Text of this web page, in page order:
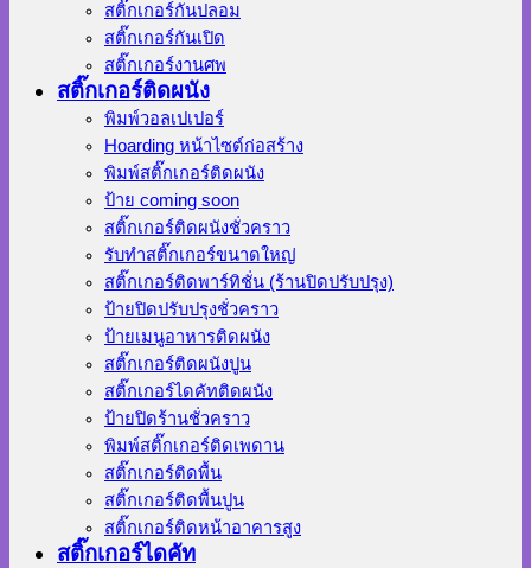
สติ๊กเกอร์กันปลอม
สติ๊กเกอร์กันเปิด
สติ๊กเกอร์งานศพ
สติ๊กเกอร์ติดผนัง
พิมพ์วอลเปเปอร์
Hoarding หน้าไซต์ก่อสร้าง
พิมพ์สติ๊กเกอร์ติดผนัง
ป้าย coming soon
สติ๊กเกอร์ติดผนังชั่วคราว
รับทำสติ๊กเกอร์ขนาดใหญ่
สติ๊กเกอร์ติดพาร์ทิชั่น (ร้านปิดปรับปรุง)
ป้ายปิดปรับปรุงชั่วคราว
ป้ายเมนูอาหารติดผนัง
สติ๊กเกอร์ติดผนังปูน
สติ๊กเกอร์ไดคัทติดผนัง
ป้ายปิดร้านชั่วคราว
พิมพ์สติ๊กเกอร์ติดเพดาน
สติ๊กเกอร์ติดพื้น
สติ๊กเกอร์ติดพื้นปูน
สติ๊กเกอร์ติดหน้าอาคารสูง
สติ๊กเกอร์ไดคัท